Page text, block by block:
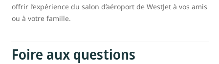
offrir l’expérience du salon d’aéroport de WestJet à vos amis
ou à votre famille.
Foire aux questions